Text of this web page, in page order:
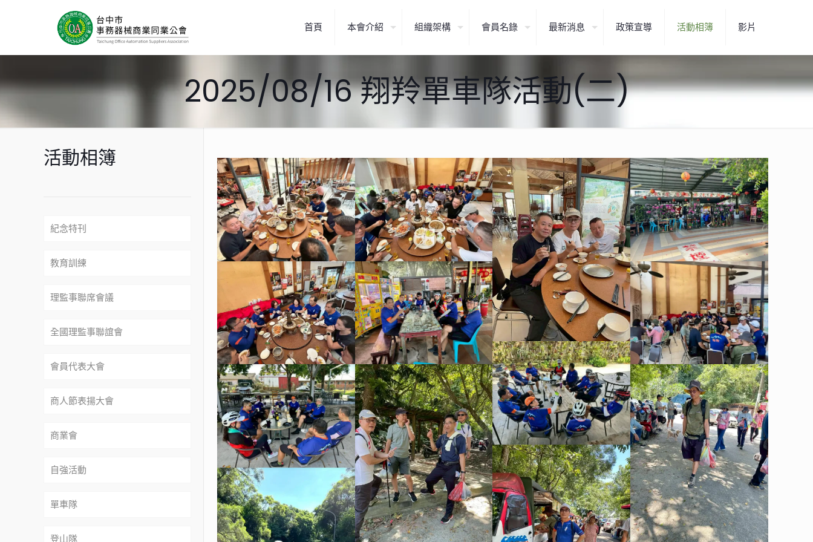
首頁 本會介紹 組織架構 會員名錄 最新消息 政策宣導 活動相簿 影片
2025/08/16 翔羚單車隊活動(二)
活動相簿
紀念特刊
教育訓練
理監事聯席會議
全國理監事聯誼會
會員代表大會
商人節表揚大會
商業會
自強活動
單車隊
登山隊